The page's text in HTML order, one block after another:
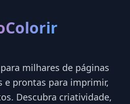
milhares de páginas
e prontas para imprimir,
Descubra criatividade,